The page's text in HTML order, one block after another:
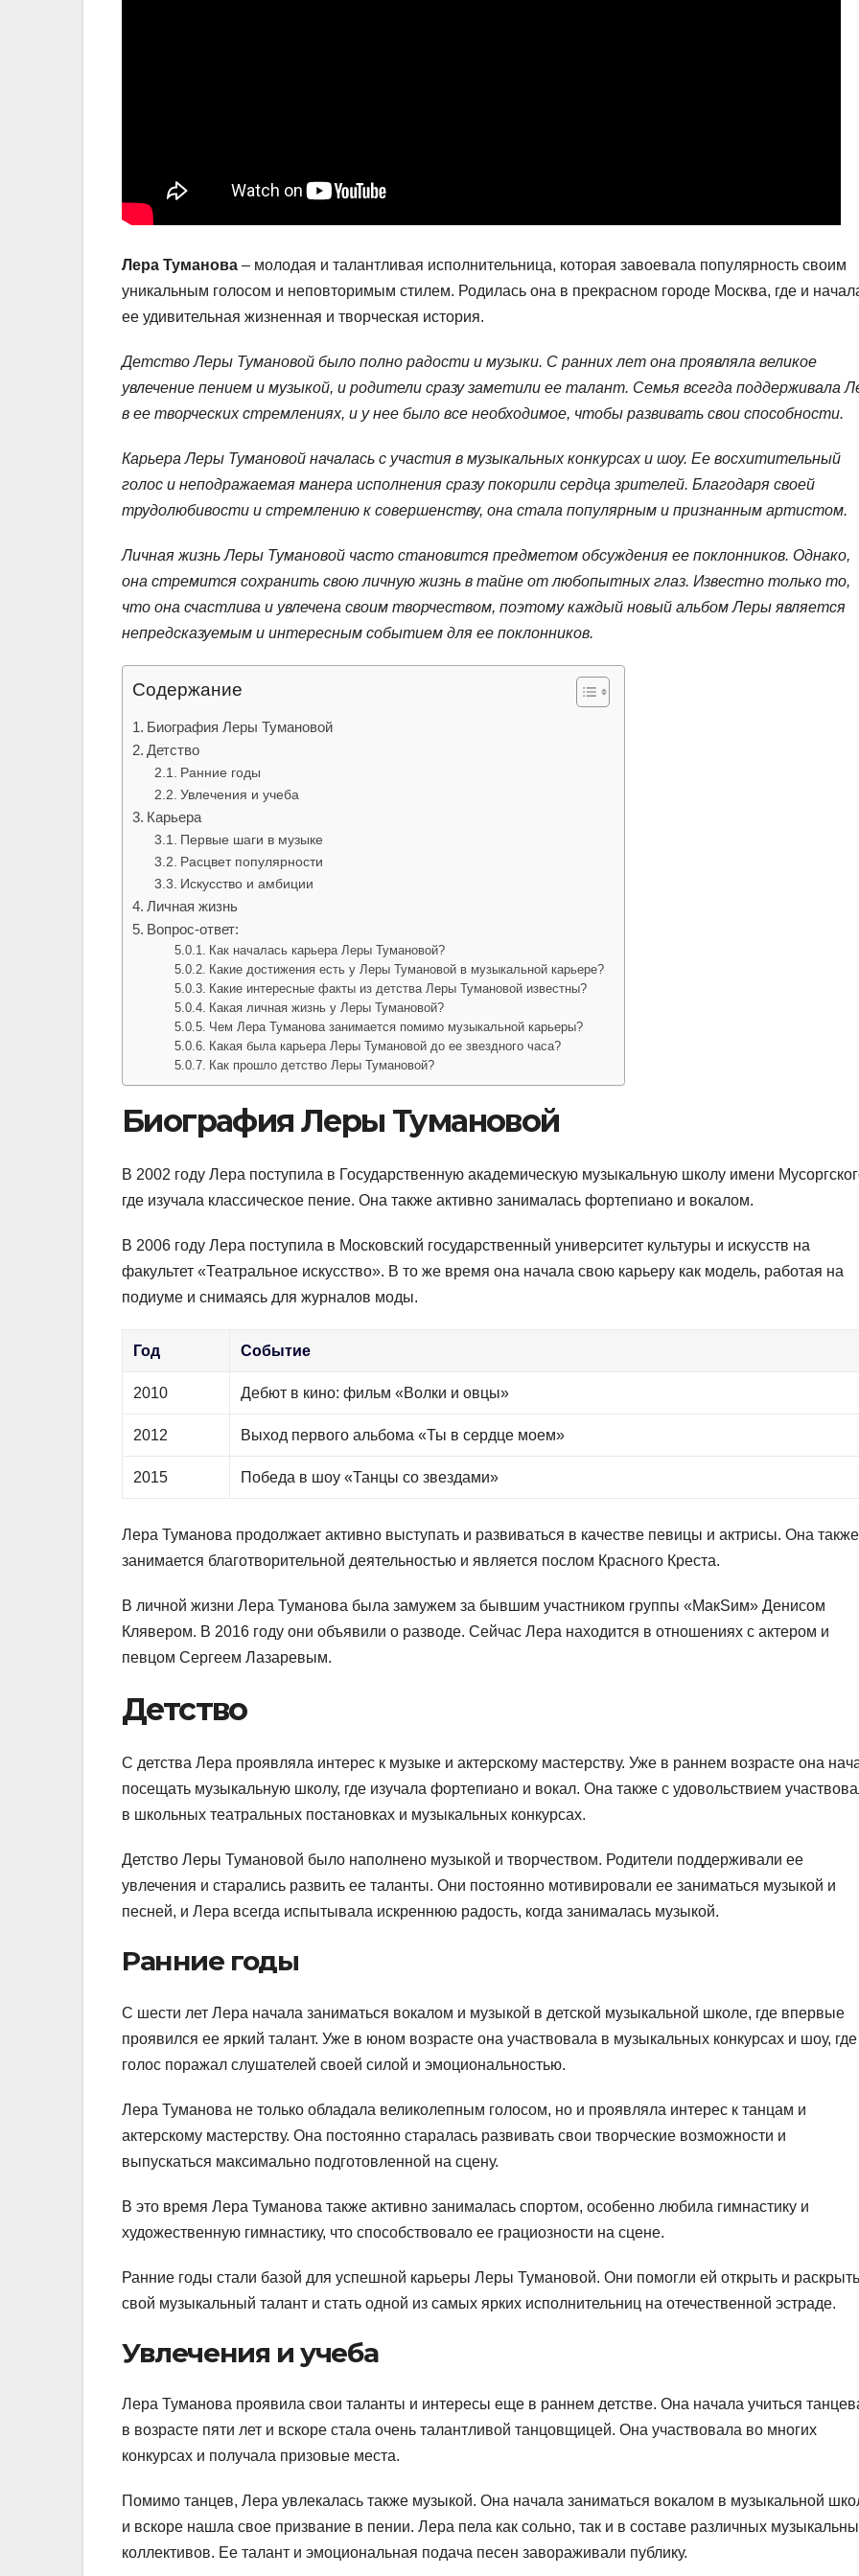
Лера Туманова – молодая и талантливая исполнительница, которая завоевала популярность своим
уникальным голосом и неповторимым стилем. Родилась она в прекрасном городе Москва, где и
ее удивительная жизненная и творческая история.
Детство Леры Тумановой было полно радости и музыки. С ранних лет она проявляла великое
увлечение пением и музыкой, и родители сразу заметили ее талант. Семья всегда поддерживала
в ее творческих стремлениях, и у нее было все необходимое, чтобы развивать свои способности.
Карьера Леры Тумановой началась с участия в музыкальных конкурсах и шоу. Ее восхитительный
голос и неподражаемая манера исполнения сразу покорили сердца зрителей. Благодаря своей
трудолюбивости и стремлению к совершенству, она стала популярным и признанным артистом.
Личная жизнь Леры Тумановой часто становится предметом обсуждения ее поклонников. Однако,
она стремится сохранить свою личную жизнь в тайне от любопытных глаз. Известно только то,
что она счастлива и увлечена своим творчеством, поэтому каждый новый альбом Леры является
непредсказуемым и интересным событием для ее поклонников.
Содержание
Биография Леры Тумановой
Детство
Ранние годы
Увлечения и учеба
Карьера
Первые шаги в музыке
Расцвет популярности
Искусство и амбиции
Личная жизнь
Вопрос-ответ:
Как началась карьера Леры Тумановой?
Какие достижения есть у Леры Тумановой в музыкальной карьере?
Какие интересные факты из детства Леры Тумановой известны?
Какая личная жизнь у Леры Тумановой?
Чем Лера Туманова занимается помимо музыкальной карьеры?
Какая была карьера Леры Тумановой до ее звездного часа?
Как прошло детство Леры Тумановой?
Биография Леры Тумановой
В 2002 году Лера поступила в Государственную академическую музыкальную школу имени
где изучала классическое пение. Она также активно занималась фортепиано и вокалом.
В 2006 году Лера поступила в Московский государственный университет культуры и искусств на
факультет «Театральное искусство». В то же время она начала свою карьеру как модель, работая на
подиуме и снимаясь для журналов моды.
Год Событие
2010 Дебют в кино: фильм «Волки и овцы»
2012 Выход первого альбома «Ты в сердце моем»
2015 Победа в шоу «Танцы со звездами»
Лера Туманова продолжает активно выступать и развиваться в качестве певицы и актрисы. Она также
занимается благотворительной деятельностью и является послом Красного Креста.
В личной жизни Лера Туманова была замужем за бывшим участником группы «МакSим» Денисом
Клявером. В 2016 году они объявили о разводе. Сейчас Лера находится в отношениях с актером и
певцом Сергеем Лазаревым.
Детство
С детства Лера проявляла интерес к музыке и актерскому мастерству. Уже в раннем возрасте она
посещать музыкальную школу, где изучала фортепиано и вокал. Она также с удовольствием
в школьных театральных постановках и музыкальных конкурсах.
Детство Леры Тумановой было наполнено музыкой и творчеством. Родители поддерживали ее
увлечения и старались развить ее таланты. Они постоянно мотивировали ее заниматься музыкой и
песней, и Лера всегда испытывала искреннюю радость, когда занималась музыкой.
Ранние годы
С шести лет Лера начала заниматься вокалом и музыкой в детской музыкальной школе, где впервые
проявился ее яркий талант. Уже в юном возрасте она участвовала в музыкальных конкурсах и шоу,
голос поражал слушателей своей силой и эмоциональностью.
Лера Туманова не только обладала великолепным голосом, но и проявляла интерес к танцам и
актерскому мастерству. Она постоянно старалась развивать свои творческие возможности и
выпускаться максимально подготовленной на сцену.
В это время Лера Туманова также активно занималась спортом, особенно любила гимнастику и
художественную гимнастику, что способствовало ее грациозности на сцене.
Ранние годы стали базой для успешной карьеры Леры Тумановой. Они помогли ей открыть и раскрыть
свой музыкальный талант и стать одной из самых ярких исполнительниц на отечественной эстраде.
Увлечения и учеба
Лера Туманова проявила свои таланты и интересы еще в раннем детстве. Она начала учиться
в возрасте пяти лет и вскоре стала очень талантливой танцовщицей. Она участвовала во многих
конкурсах и получала призовые места.
Помимо танцев, Лера увлекалась также музыкой. Она начала заниматься вокалом в музыкальной
и вскоре нашла свое призвание в пении. Лера пела как сольно, так и в составе различных
коллективов. Ее талант и эмоциональная подача песен завораживали публику.